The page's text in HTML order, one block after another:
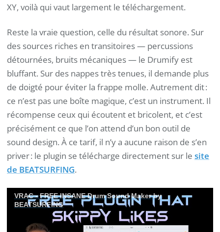
XY, voilà qui vaut largement le téléchargement.
Reste la vraie question, celle du résultat sonore. Sur
des sources riches en transitoires — percussions
détournées, bruits mécaniques — le Drumify est
bluffant. Sur des nappes très tenues, il demande plus
de doigté pour éviter la frappe molle. Autrement dit :
ce n’est pas une boîte magique, c’est un instrument. Il
récompense ceux qui écoutent et bricolent, et c’est
précisément ce que l’on attend d’un bon outil de
sound design. À ce tarif, il n’y a aucune raison de s’en
priver : le plugin se télécharge directement sur le site
de BEATSURFING.
VRAC - FREE INSANE Drum Sound Maker by
BEATSURFING